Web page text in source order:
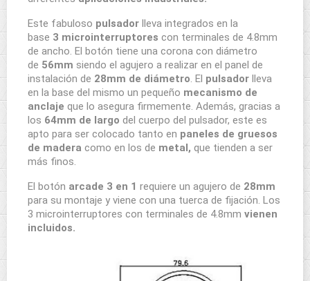
Este fabuloso pulsador lleva integrados en la
base 3 microinterruptores con terminales de 4.8mm
de ancho. El botón tiene una corona con diámetro
de 56mm siendo el agujero a realizar en el panel de
instalación de 28mm de diámetro. El pulsador lleva
en la base del mismo un pequeño mecanismo de
anclaje que lo asegura firmemente. Además, gracias a
los 64mm de largo del cuerpo del pulsador, este es
apto para ser colocado tanto en paneles de gruesos
de madera como en los de metal, que tienden a ser
más finos.
El botón arcade 3 en 1 requiere un agujero de 28mm
para su montaje y viene con una tuerca de fijación. Los
3 microinterruptores con terminales de 4.8mm vienen
incluidos.